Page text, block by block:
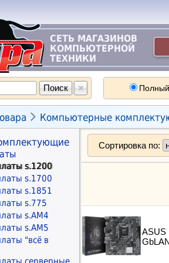
СЕТЬ МАГАЗИНОВ
КОМПЬЮТЕРНОЙ
ТЕХНИКИ
 Компьютерные
s.1200
s.1700
s.1851
s.775
s.AM4
s.AM5
"всё в
Сортировка по:
ASUS